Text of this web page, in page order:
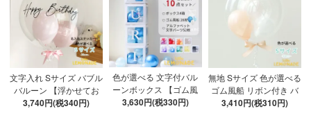
文字入れ Sサイズ バブル
バルーン 【浮かせてお
届け】 バルーン
3,740円(税340円)
色が選べる 文字付バル
ーンボックス 【ゴム風
船&文字パーツ付き】 DI
3,630円(税330円)
無地 Sサイズ 色が選べる
ゴム風船 リボン付き バ
ブルバルーン 【浮かせ
3,410円(税310円)